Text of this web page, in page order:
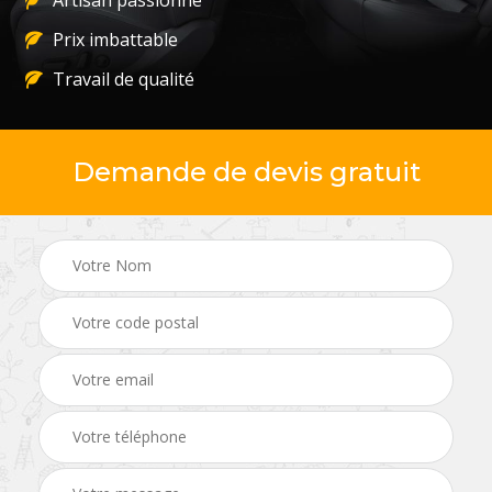
Prix imbattable
Travail de qualité
Demande de devis gratuit